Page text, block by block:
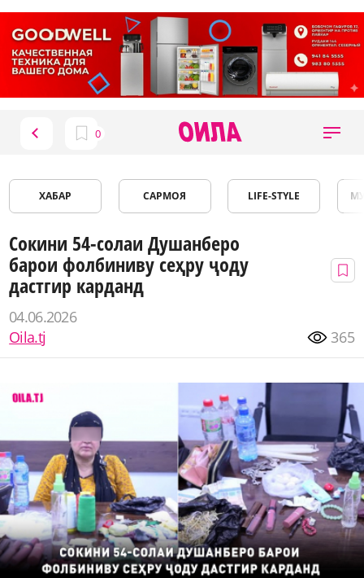
ХАБАР САРМОЯ LIFE-STYLE
Сокини 54-солаи Душанберо
барои фолбиниву сеҳру ҷоду
дастгир карданд
04.06.2026
Oila.tj
365